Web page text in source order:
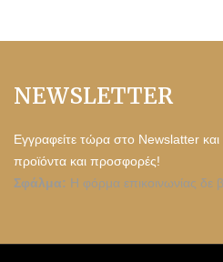
NEWSLETTER
Εγγραφείτε τώρα στο Newslatter και
προϊόντα και προσφορές!
Σφάλμα: Η φόρμα επικοινωνίας δε